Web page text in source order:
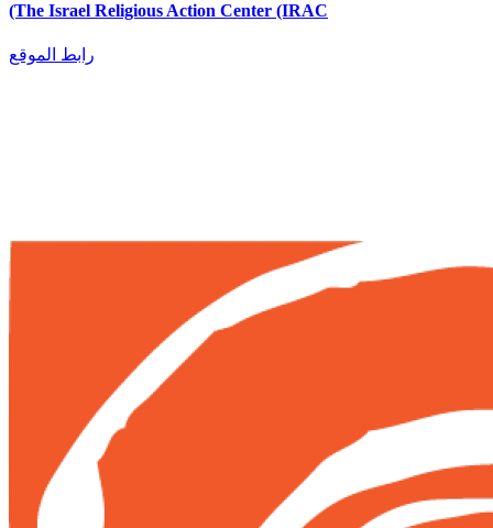
(The Israel Religious Action Center (IRAC
رابط الموقع